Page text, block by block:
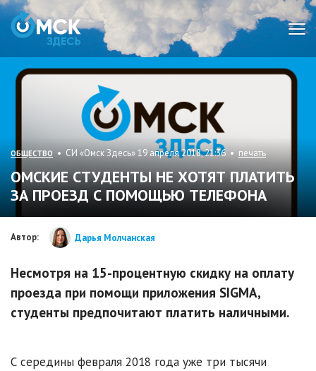
ОБЩЕСТВО • СИ «Омск Здесь» 19 апреля 2018, 21:36 • печать
ОМСКИЕ СТУДЕНТЫ НЕ ХОТЯТ ПЛАТИТЬ
ЗА ПРОЕЗД С ПОМОЩЬЮ ТЕЛЕФОНА
Автор: Дарья Молчанская
Несмотря на 15-процентную скидку на оплату
проезда при помощи приложения SIGMA,
студенты предпочитают платить наличными.
С середины февраля 2018 года уже три тысячи